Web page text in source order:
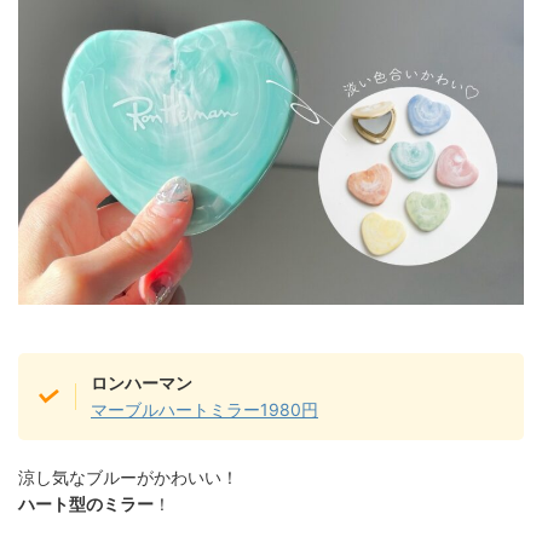
ロンハーマン
マーブルハートミラー1980円
涼し気なブルーがかわいい！
ハート型のミラー ！